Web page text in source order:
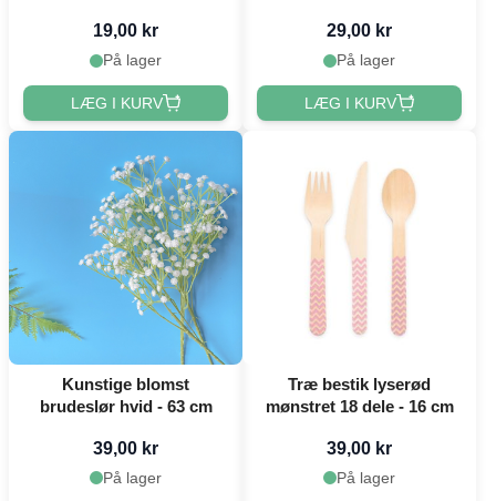
19,00 kr
På lager
LÆG I KURV
29,00 kr
På lager
LÆG I KURV
Kunstige blomst
brudeslør hvid - 63 cm
39,00 kr
På lager
Træ bestik lyserød
mønstret 18 dele - 16 cm
39,00 kr
På lager